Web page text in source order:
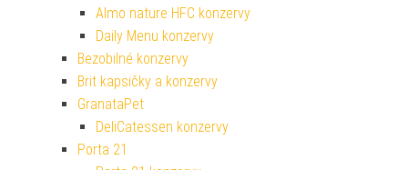
Almo nature HFC konzervy
Daily Menu konzervy
Bezobilné konzervy
Brit kapsičky a konzervy
GranataPet
DeliCatessen konzervy
Porta 21